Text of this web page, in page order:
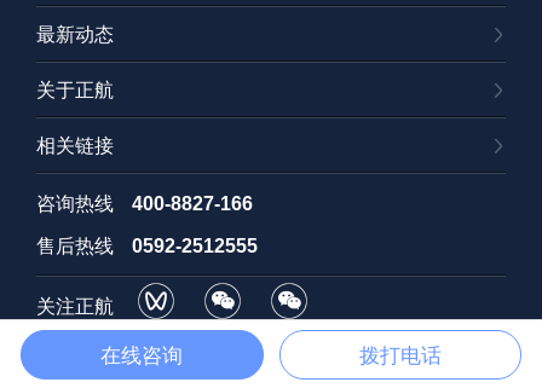
最新动态
关于正航
相关链接
咨询热线 400-8827-166
售后热线 0592-2512555
关注正航
视频号 订阅号 招聘号
Copyright © 2025 厦门正航软件科技有限公司闽ICP备07503768号-1
在线咨询 拨打电话